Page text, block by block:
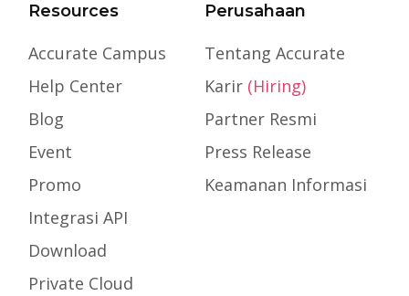
Resources
Accurate Campus
Help Center
Blog
Event
Promo
Integrasi API
Download
Private Cloud
Perusahaan
Tentang Accurate
Karir (Hiring)
Partner Resmi
Press Release
Keamanan Informasi